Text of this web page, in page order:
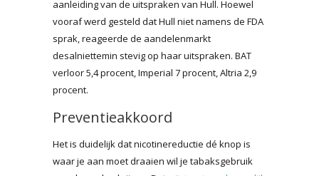
aanleiding van de uitspraken van Hull. Hoewel
vooraf werd gesteld dat Hull niet namens de FDA
sprak, reageerde de aandelenmarkt
desalniettemin stevig op haar uitspraken. BAT
verloor 5,4 procent, Imperial 7 procent, Altria 2,9
procent.
Preventieakkoord
Het is duidelijk dat nicotinereductie dé knop is
waar je aan moet draaien wil je tabaksgebruik